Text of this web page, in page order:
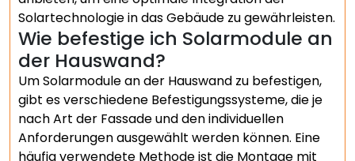
Solartechnologie in das Gebäude zu gewährleisten.
Wie befestige ich Solarmodule an
der Hauswand?
Um Solarmodule an der Hauswand zu befestigen,
gibt es verschiedene Befestigungssysteme, die je
nach Art der Fassade und den individuellen
Anforderungen ausgewählt werden können. Eine
häufig verwendete Methode ist die Montage mit